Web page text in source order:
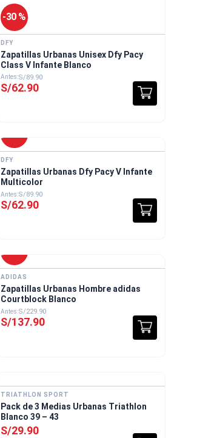
-30 %
DFY
Zapatillas Urbanas Unisex Dfy Pacy
Class V Infante Blanco
S/89.90
S/62.90
DFY
Zapatillas Urbanas Dfy Pacy V Infante
Multicolor
S/89.90
S/62.90
ADIDAS
Zapatillas Urbanas Hombre adidas
Courtblock Blanco
S/229.90
S/137.90
TRIATHLON SPORT
Pack de 3 Medias Urbanas Triathlon
Blanco 39 – 43
S/29.90